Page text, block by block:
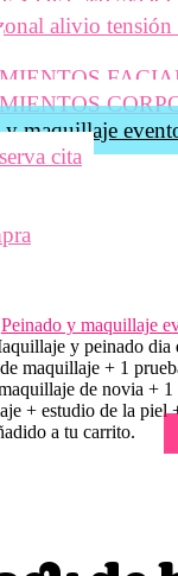
alivio tensión
y maquillaje
cita
Peinado y maquillaje
y peinado dia
maquillaje + 1
de novia + 1
+ estudio de la piel
a tu carrito.